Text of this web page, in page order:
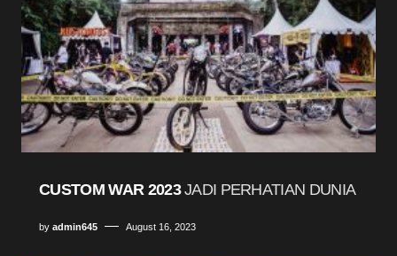
CUSTOM WAR 2023 JADI PERHATIAN DUNIA
by admin645 August 16, 2023